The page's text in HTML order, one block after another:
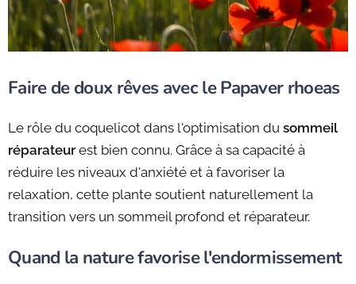
Faire de doux rêves avec le Papaver rhoeas
Le rôle du coquelicot dans l'optimisation du sommeil
réparateurest bien connu. Grâce à sa capacité à
réduire les niveaux d'anxiété et à favoriser la
relaxation, cette plante soutient naturellement la
transition vers un sommeil profond et réparateur.
Quand la nature favorise l'endormissement